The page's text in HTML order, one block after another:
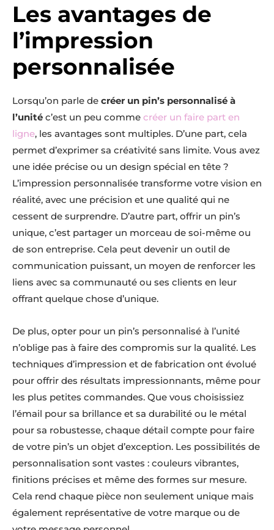
Les avantages de
l’impression
personnalisée
Lorsqu’on parle de créer un pin’s personnalisé à
l’unité c’est un peu comme créer un faire part en
ligne, les avantages sont multiples. D’une part, cela
permet d’exprimer sa créativité sans limite. Vous avez
une idée précise ou un design spécial en tête ?
L’impression personnalisée transforme votre vision en
réalité, avec une précision et une qualité qui ne
cessent de surprendre. D’autre part, offrir un pin’s
unique, c’est partager un morceau de soi-même ou
de son entreprise. Cela peut devenir un outil de
communication puissant, un moyen de renforcer les
liens avec sa communauté ou ses clients en leur
offrant quelque chose d’unique.
De plus, opter pour un pin’s personnalisé à l’unité
n’oblige pas à faire des compromis sur la qualité. Les
techniques d’impression et de fabrication ont évolué
pour offrir des résultats impressionnants, même pour
les plus petites commandes. Que vous choisissiez
l’émail pour sa brillance et sa durabilité ou le métal
pour sa robustesse, chaque détail compte pour faire
de votre pin’s un objet d’exception. Les possibilités de
personnalisation sont vastes : couleurs vibrantes,
finitions précises et même des formes sur mesure.
Cela rend chaque pièce non seulement unique mais
également représentative de votre marque ou de